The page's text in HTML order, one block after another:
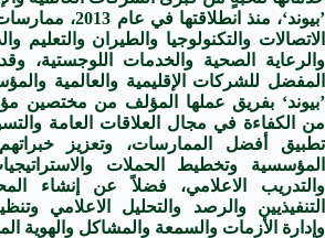
’بيوند‘، منذ
الاتصالات والتكنولوجيا والطيران والتعليم
والرعاية الصحية والخدمات اللوجستية، وقد
المفضل للشركات الإقليمية والعالمية
’بيوند‘ بفريق عملها المؤلف من مختصين
من الكفاءة في مجال العلاقات العامة
تطبيق أفضل الممارسات، وتعزيز
المؤسسية وتخطيط الحملات
والتدريب الاعلامي، فضلاً عن إنشاء
التنفيذيين والرصد والتحليل الاعلامي
وإدارة الأزمات والسمعة والمشاكل والهوية